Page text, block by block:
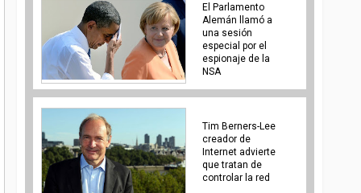
El Parlamento
Alemán llamó a
una sesión
especial por el
espionaje de la
NSA
Tim Berners-Lee
creador de
Internet advierte
que tratan de
controlar la red